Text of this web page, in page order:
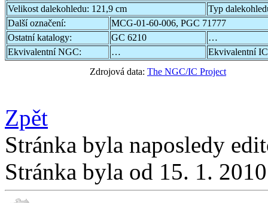
Velikost dalekohledu: 121,9 cm
Typ
Další označení:
MCG-01-60-006, PGC 71777
Ostatní katalogy:
GC 6210
…
Ekvivalentní NGC:
…
Ekvivalentní
Zdrojová data: The NGC/IC Project
Zpět
Stránka byla naposledy
Stránka byla od 15. 1.